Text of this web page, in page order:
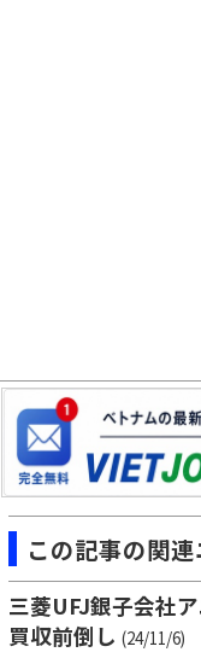
この記事の関
三菱UFJ銀子会社
買収前倒し (24/11/6)